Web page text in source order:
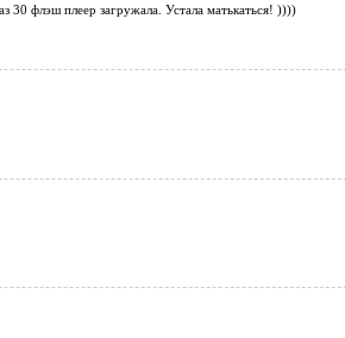
флэш плеер загружала. Устала матькаться! ))))